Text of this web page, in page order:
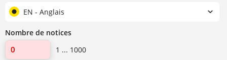
EN - Anglais
Nombre de notices
1 ... 1000